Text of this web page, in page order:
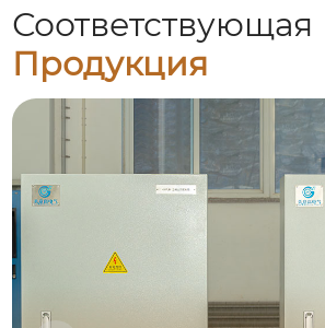
Соответствующая
Продукция